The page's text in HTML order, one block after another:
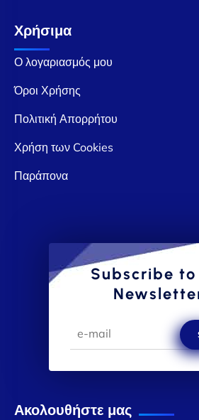
Χρήσιμα
Ο λογαριασμός μου
Όροι Χρήσης
Πολιτική Απορρήτου
Χρήση των Cookies
Παράπονα
Subscribe to
Ακολουθήστε μας